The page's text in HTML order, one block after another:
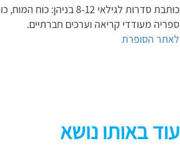
כותבת סדרות לגילאי 8-12 בניהן: כוח המוח, כוח הלב, יד הפלא ומסע מצמרר.
ספריה מעודדי קריאה וערכים חברתיים.
לאתר הסופרת
עוד באותו נושא